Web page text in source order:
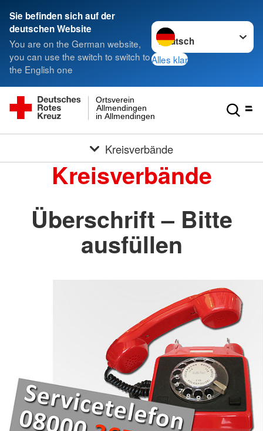
Sie befinden sich auf der
deutschen Website
You are on the German website,
you can use the switch to switch to
the English one
Sprache wechseln zu
Alles klar
in Allmendingen
Allmendingen
Ortsverein
Kreisverbände
Kreisverbände
Überschrift – Bitte
ausfüllen